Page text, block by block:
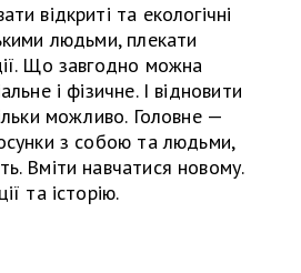
відкриті та екологічні
людьми, плекати
Що завгодно можна
і фізичне. І відновити
можливо. Головне —
з собою та людьми,
Вміти навчатися новому.
та історію.